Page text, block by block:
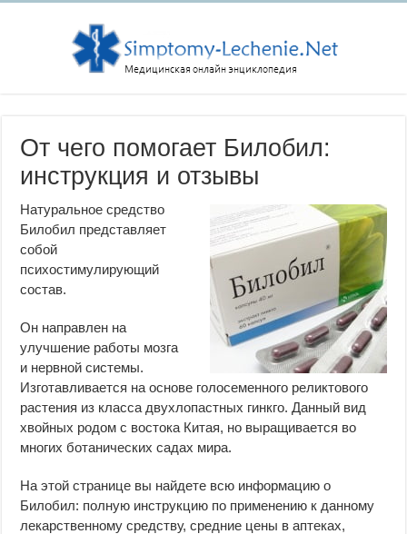
От чего помогает Билобил:
инструкция и отзывы
Натуральное средство
Билобил представляет
собой
психостимулирующий
состав.
Он направлен на
улучшение работы мозга
и нервной системы.
Изготавливается на основе голосеменного реликтового
растения из класса двухлопастных гинкго. Данный вид
хвойных родом с востока Китая, но выращивается во
многих ботанических садах мира.
На этой странице вы найдете всю информацию о
Билобил: полную инструкцию по применению к данному
лекарственному средству, средние цены в аптеках,